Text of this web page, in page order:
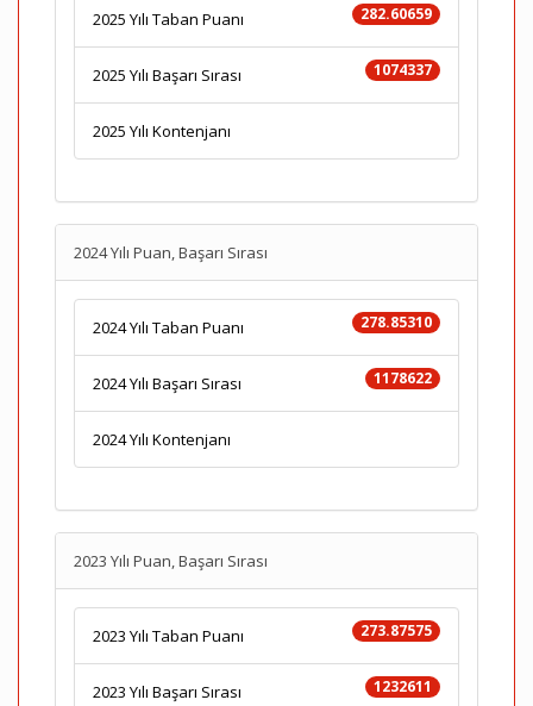
282.60659
2025 Yılı Taban Puanı
1074337
2025 Yılı Başarı Sırası
2025 Yılı Kontenjanı
2024 Yılı Puan, Başarı Sırası
278.85310
2024 Yılı Taban Puanı
1178622
2024 Yılı Başarı Sırası
2024 Yılı Kontenjanı
2023 Yılı Puan, Başarı Sırası
273.87575
2023 Yılı Taban Puanı
1232611
2023 Yılı Başarı Sırası